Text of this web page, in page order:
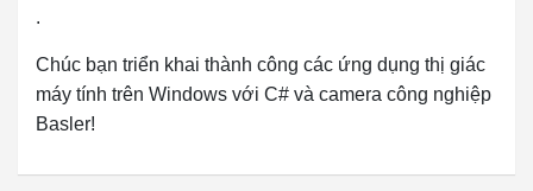
.
Chúc bạn triển khai thành công các ứng dụng thị giác
máy tính trên Windows với C# và camera công nghiệp
Basler!